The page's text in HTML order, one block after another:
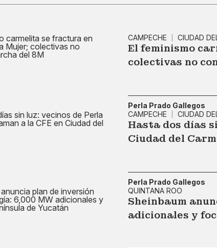
CAMPECHE CIUDAD
El feminismo
colectivas no
Perla Prado Gallegos
CAMPECHE
CIUDAD
Hasta dos días
Ciudad del
Perla Prado Gallegos
QUINTANA ROO
Sheinbaum
adicionales y